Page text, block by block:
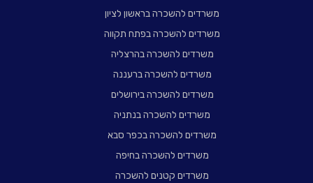
משרדים להשכרה בראשון לציון
משרדים להשכרה בפתח תקווה
משרדים להשכרה בהרצליה
משרדים להשכרה ברעננה
משרדים להשכרה בירושלים
משרדים להשכרה בנתניה
משרדים להשכרה בכפר סבא
משרדים להשכרה בחיפה
משרדים קטנים להשכרה